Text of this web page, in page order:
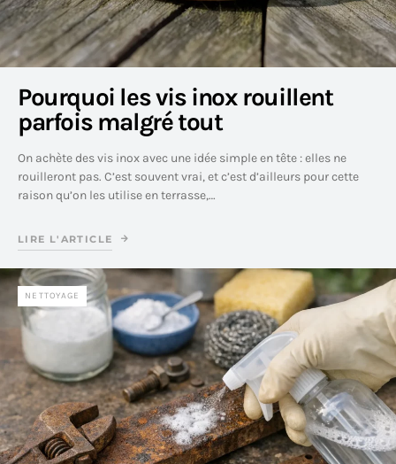
Pourquoi les vis inox rouillent
parfois malgré tout
On achète des vis inox avec une idée simple en tête : elles ne
rouilleront pas. C’est souvent vrai, et c’est d’ailleurs pour cette
raison qu’on les utilise en terrasse,…
LIRE L'ARTICLE
NETTOYAGE